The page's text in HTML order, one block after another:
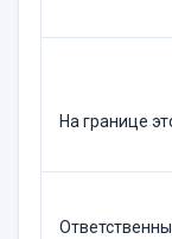
На границе